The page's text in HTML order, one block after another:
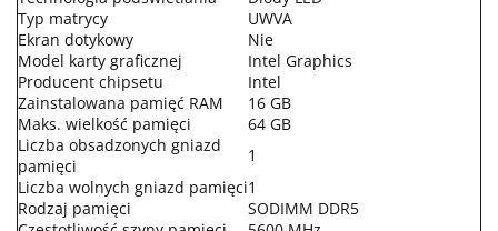
Typ matrycy
UWVA
Ekran dotykowy
Nie
Model karty graficznej
Intel Graphics
Producent chipsetu
Intel
Zainstalowana pamięć RAM
16 GB
Maks. wielkość pamięci
64 GB
Liczba obsadzonych gniazd
pamięci
1
Liczba wolnych gniazd pamięci1
Rodzaj pamięci
SODIMM DDR5